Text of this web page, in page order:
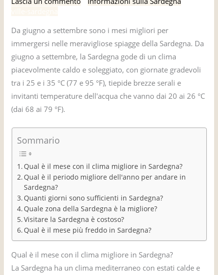
Da giugno a settembre sono i mesi migliori per
immergersi nelle meravigliose spiagge della Sardegna. Da
giugno a settembre, la Sardegna gode di un clima
piacevolmente caldo e soleggiato, con giornate gradevoli
tra i 25 e i 35 °C (77 e 95 °F), tiepide brezze serali e
invitanti temperature dell'acqua che vanno dai 20 ai 26 °C
(dai 68 ai 79 °F).
Sommario
Qual è il mese con il clima migliore in Sardegna?
Qual è il periodo migliore dell'anno per andare in
Sardegna?
Quanti giorni sono sufficienti in Sardegna?
Quale zona della Sardegna è la migliore?
Visitare la Sardegna è costoso?
Qual è il mese più freddo in Sardegna?
Qual è il mese con il clima migliore in Sardegna?
La Sardegna ha un clima mediterraneo con estati calde e